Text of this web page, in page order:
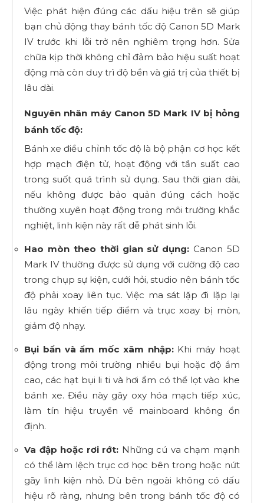
Việc phát hiện đúng các dấu hiệu trên sẽ giúp
bạn chủ động thay bánh tốc độ Canon 5D Mark
IV trước khi lỗi trở nên nghiêm trọng hơn. Sửa
chữa kịp thời không chỉ đảm bảo hiệu suất hoạt
động mà còn duy trì độ bền và giá trị của thiết bị
lâu dài.
Nguyên nhân máy Canon 5D Mark IV bị hỏng
bánh tốc độ:
Bánh xe điều chỉnh tốc độ là bộ phận cơ học kết
hợp mạch điện tử, hoạt động với tần suất cao
trong suốt quá trình sử dụng. Sau thời gian dài,
nếu không được bảo quản đúng cách hoặc
thường xuyên hoạt động trong môi trường khắc
nghiệt, linh kiện này rất dễ phát sinh lỗi.
Hao mòn theo thời gian sử dụng: Canon 5D
Mark IV thường được sử dụng với cường độ cao
trong chụp sự kiện, cưới hỏi, studio nên bánh tốc
độ phải xoay liên tục. Việc ma sát lặp đi lặp lại
lâu ngày khiến tiếp điểm và trục xoay bị mòn,
giảm độ nhạy.
Bụi bẩn và ẩm mốc xâm nhập:Khi máy hoạt
động trong môi trường nhiều bụi hoặc độ ẩm
cao, các hạt bụi li ti và hơi ẩm có thể lọt vào khe
bánh xe. Điều này gây oxy hóa mạch tiếp xúc,
làm tín hiệu truyền về mainboard không ổn
định.
Va đập hoặc rơi rớt: Những cú va chạm mạnh
có thể làm lệch trục cơ học bên trong hoặc nứt
gãy linh kiện nhỏ. Dù bên ngoài không có dấu
hiệu rõ ràng, nhưng bên trong bánh tốc độ có